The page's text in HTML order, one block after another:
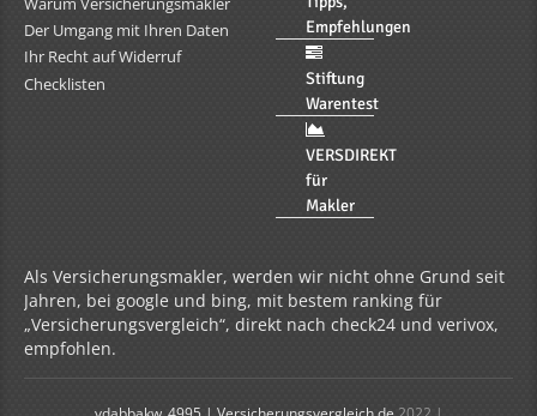
Der Umgang mit Ihren Daten
Ihr Recht auf Widerruf
Checklisten
Empfehlungen
Stiftung
Warentest
VERSDIREKT
für
Makler
Als Versicherungsmakler, werden wir nicht ohne Grund seit
Jahren, bei google und bing, mit bestem ranking für
„Versicherungsvergleich“, direkt nach check24 und verivox,
empfohlen.